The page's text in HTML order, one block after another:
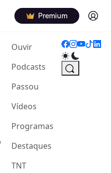
Premium Log in
Ouvir(current)
Podcasts
Passou
Vídeos
Programas
Destaques
TNT